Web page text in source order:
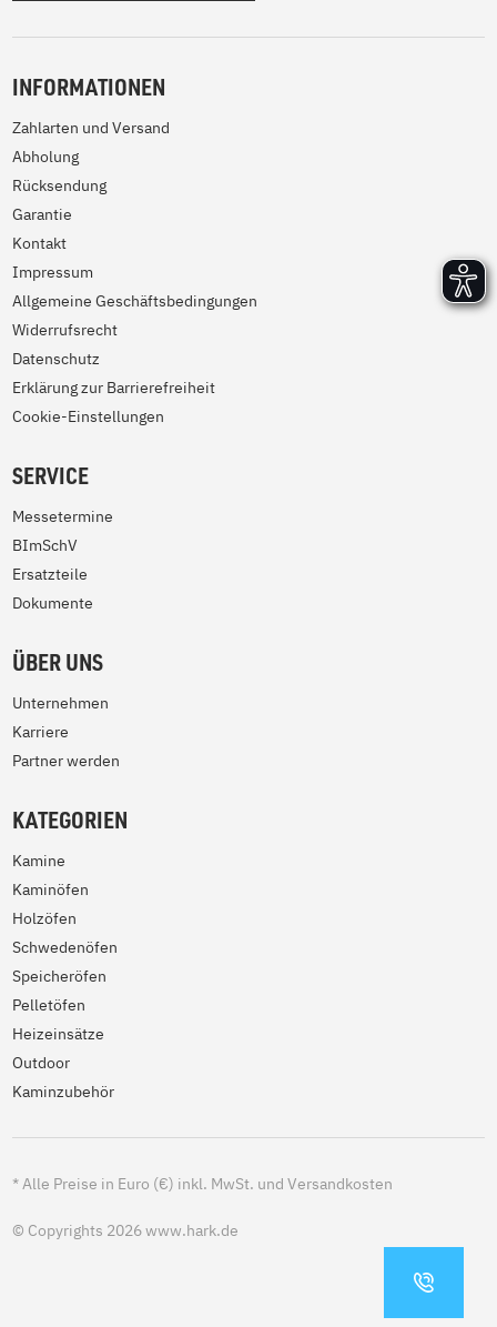
INFORMATIONEN
Zahlarten und Versand
Abholung
Rücksendung
Garantie
Kontakt
Impressum
Allgemeine Geschäftsbedingungen
Widerrufsrecht
Datenschutz
Erklärung zur Barrierefreiheit
Cookie-Einstellungen
SERVICE
Messetermine
BImSchV
Ersatzteile
Dokumente
ÜBER UNS
Unternehmen
Karriere
Partner werden
KATEGORIEN
Kamine
Kaminöfen
Holzöfen
Schwedenöfen
Speicheröfen
Pelletöfen
Heizeinsätze
Outdoor
Kaminzubehör
*Alle Preise in Euro (€) inkl. MwSt. und Versandkosten
© Copyrights 2026 www.hark.de